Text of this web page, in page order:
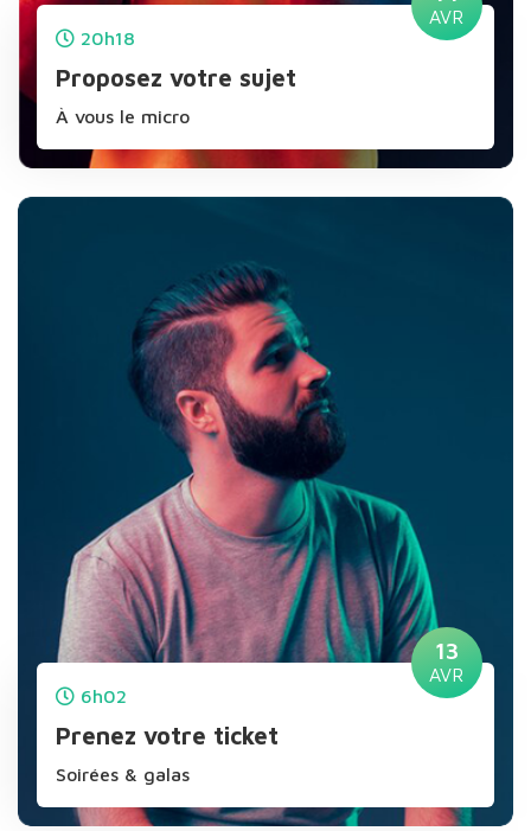
20h18
AVR
Proposez votre sujet
À vous le micro
6h02
13
AVR
Prenez votre ticket
Soirées & galas